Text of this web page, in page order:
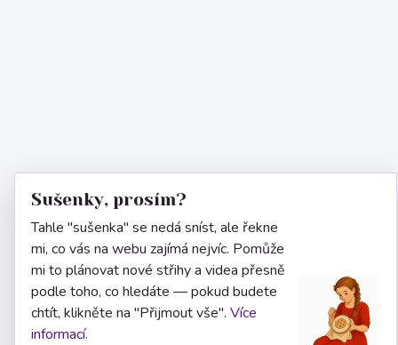
Sušenky, prosím?
Tahle "sušenka" se nedá sníst, ale řekne
mi, co vás na webu zajímá nejvíc. Pomůže
mi to plánovat nové střihy a videa přesně
podle toho, co hledáte — pokud budete
chtít, klikněte na "Přijmout vše". Více
informací.